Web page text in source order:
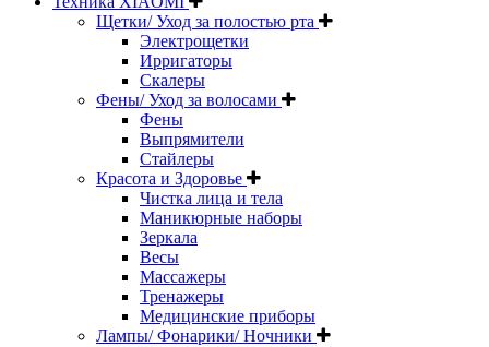
Щетки/ Уход за полостью рта
Электрощетки
Ирригаторы
Скалеры
Фены/ Уход за волосами
Фены
Выпрямители
Стайлеры
Красота и Здоровье
Чистка лица и тела
Маникюрные наборы
Зеркала
Весы
Массажеры
Тренажеры
Медицинские приборы
Лампы/ Фонарики/ Ночники